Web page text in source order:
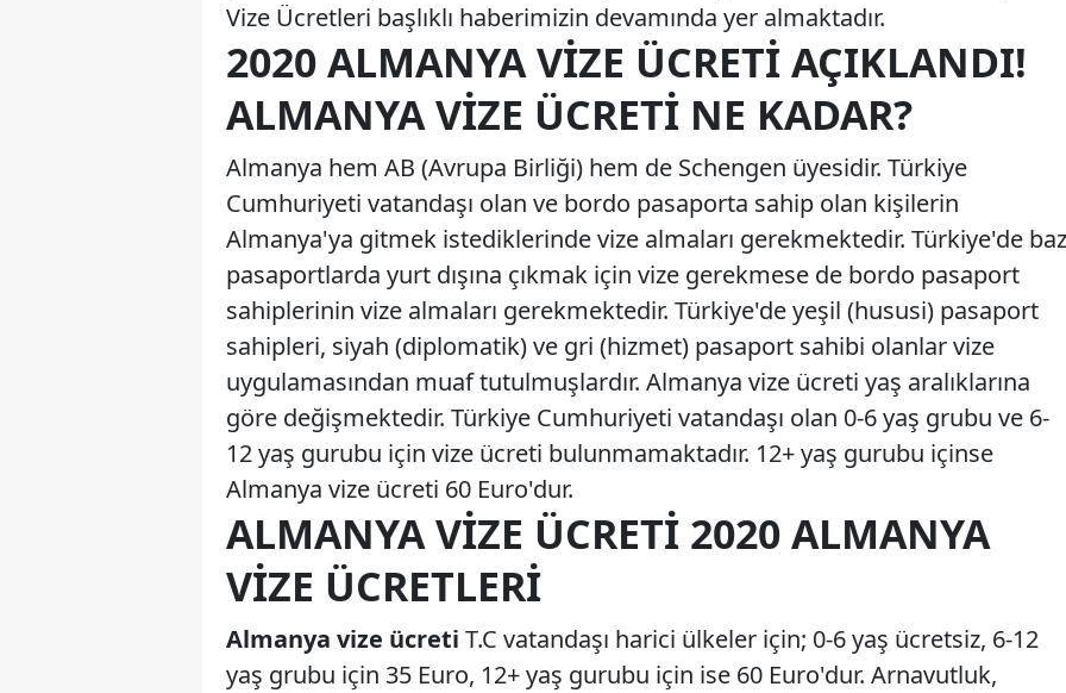
Vize Ücretleri başlıklı haberimizin devamında yer almaktadır.
2020 ALMANYA VIZE ÜCRETI AÇIKLANDI!
ALMANYA VIZE ÜCRETI NE KADAR?
Almanya hem AB (Avrupa Birliği) hem de Schengen üyesidir. Türkiye
Cumhuriyeti vatandaşı olan ve bordo pasaporta sahip olan kişilerin
Almanya'ya gitmek istediklerinde vize almaları gerekmektedir. Türkiye'de
pasaportlarda yurt dışına çıkmak için vize gerekmese de bordo pasaport
sahiplerinin vize almaları gerekmektedir. Türkiye'de yeşil (hususi) pasaport
sahipleri, siyah (diplomatik) ve gri (hizmet) pasaport sahibi olanlar vize
uygulamasından muaf tutulmuşlardır. Almanya vize ücreti yaş aralıklarına
göre değişmektedir. Türkiye Cumhuriyeti vatandaşı olan 0-6 yaş grubu ve 6-
12 yaş gurubu için vize ücreti bulunmamaktadır. 12+ yaş gurubu içinse
Almanya vize ücreti 60 Euro'dur.
ALMANYA VIZE ÜCRETI 2020 ALMANYA
VIZE ÜCRETLERI
Almanya vize ücreti T.C vatandaşı harici ülkeler için; 0-6 yaş ücretsiz, 6-12
yaş grubu için 35 Euro, 12+ yaş gurubu için ise 60 Euro'dur. Arnavutluk,